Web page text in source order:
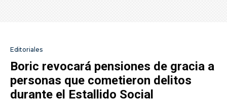
Editoriales
Boric revocará pensiones de gracia a
personas que cometieron delitos
durante el Estallido Social